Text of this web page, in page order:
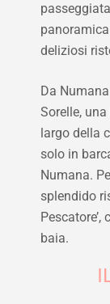
deliziosi
Da
Sorelle,
largo della
solo in
Numana.
splendido
baia.